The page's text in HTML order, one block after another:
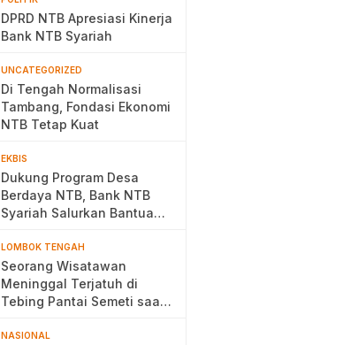
DPRD NTB Apresiasi Kinerja
Bank NTB Syariah
UNCATEGORIZED
Di Tengah Normalisasi
Tambang, Fondasi Ekonomi
NTB Tetap Kuat
EKBIS
Dukung Program Desa
Berdaya NTB, Bank NTB
Syariah Salurkan Bantuan
LOMBOK TENGAH
Seorang Wisatawan
Meninggal Terjatuh di
Tebing Pantai Semeti saat
NASIONAL